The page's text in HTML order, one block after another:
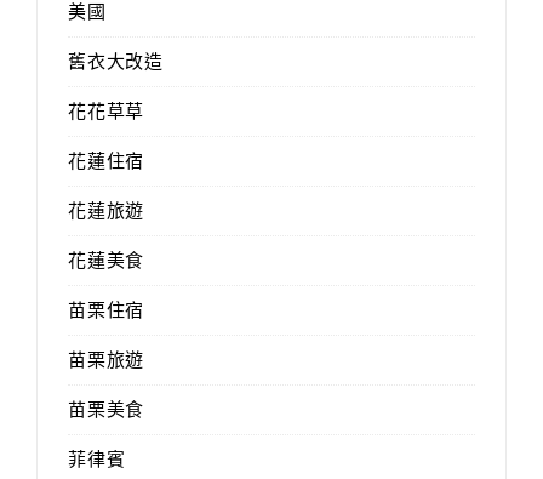
美國
舊衣大改造
花花草草
花蓮住宿
花蓮旅遊
花蓮美食
苗栗住宿
苗栗旅遊
苗栗美食
菲律賓